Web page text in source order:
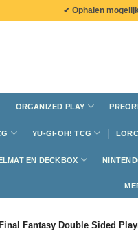
✔ Ophalen
ORGANIZED PLAY
YU-GI-OH! TCG
EN DECKBOX
Fantasy Double Sided